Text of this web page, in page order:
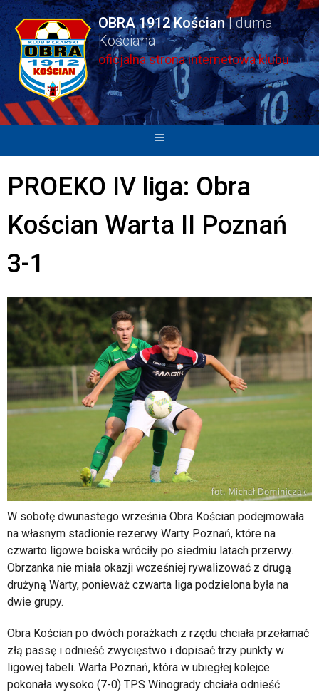
Skip
to
content
OBRA 1912 Kościan
oficjalna strona internetowa klubu
PROEKO IV liga: Obra
Kościan Warta II Poznań
3-1
W sobotę dwunastego września Obra Kościan podejmowała
na własnym stadionie rezerwy Warty Poznań, które na
czwarto ligowe boiska wróciły po siedmiu latach przerwy.
Obrzanka nie miała okazji wcześniej rywalizować z drugą
drużyną Warty, ponieważ czwarta liga podzielona była na
dwie grupy.
Obra Kościan po dwóch porażkach z rzędu chciała przełamać
złą passę i odnieść zwycięstwo i dopisać trzy punkty w
ligowej tabeli. Warta Poznań, która w ubiegłej kolejce
pokonała wysoko (7-0) TPS Winogrady chciała odnieść